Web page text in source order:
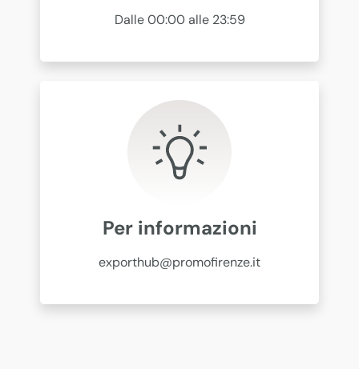
Dalle 00:00 alle 23:59
Per informazioni
exporthub@promofirenze.it